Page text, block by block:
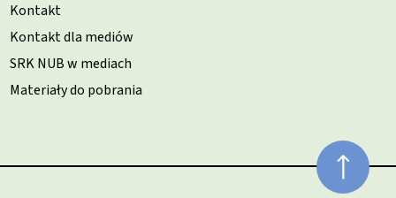
Kontakt
Kontakt dla mediów
SRK NUB w mediach
Materiały do pobrania